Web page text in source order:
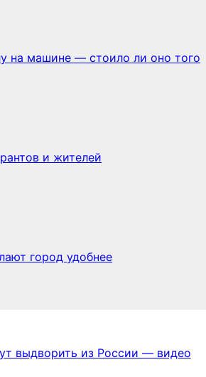
на машине — стоило ли оно того
и жителей
город удобнее
выдворить из России — видео